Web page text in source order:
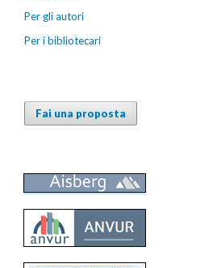
Per gli autori
Per i bibliotecari
Fai una proposta